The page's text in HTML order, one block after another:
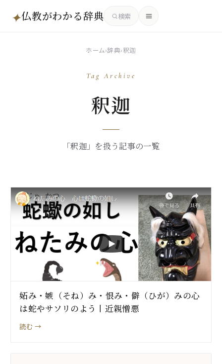
✦仏教がわかる辞典 検索
ホーム›辞典›釈迦
Tag Archive
釈迦
「釈迦」を扱う記事の一覧
妬み・嫉（そね）み・恨み・僻（ひが）みの心
は蛇やサソリのよう丨近親憎悪
読む →